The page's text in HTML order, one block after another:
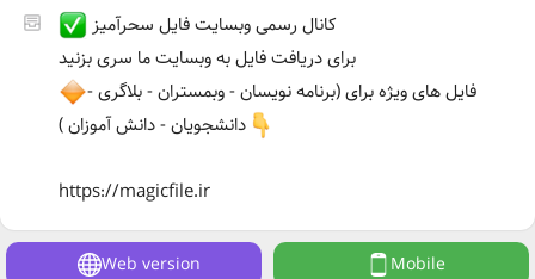
کانال رسمی وبسایت فایل سحرآمیز
برای دریافت فایل به وبسایت ما سری بزنید
فایل های ویژه برای (برنامه نویسان - وبمستران - بلاگری -
دانشجویان - دانش آموزان )
https://magicfile.ir
Web version Mobile